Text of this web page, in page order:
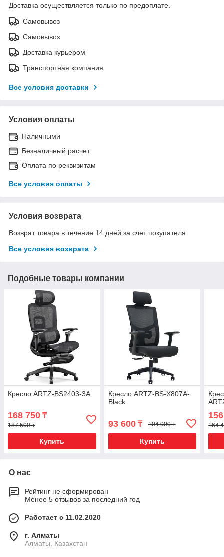
Доставка осуществляется только по предоплате.
Самовывоз
Самовывоз
Доставка курьером
Транспортная компания
Все условия доставки
Условия оплаты
Наличными
Безналичный расчет
Оплата по реквизитам
Все условия оплаты
Условия возврата
Возврат товара в течение 14 дней за счет покупателя
Все условия возврата
Подобные товары компании
Кресло ARTZ-BS2403-3A
168 750 ₸
187 500 ₸
Купить
Кресло ARTZ-BS-X807A-
Black
93 600₸ 104 000 ₸
Купить
164
О нас
Рейтинг не сформирован
Менее 5 отзывов за последний год
Работает с 11.02.2020
г. Алматы
Алматы, Казахстан